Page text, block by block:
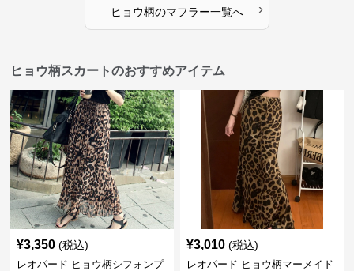
ヒョウ柄のマフラー一覧へ ›
ヒョウ柄スカートのおすすめアイテム
¥3,350 (税込)
レオパード ヒョウ柄シフォンプ
¥3,010 (税込)
レオパード ヒョウ柄マーメイド